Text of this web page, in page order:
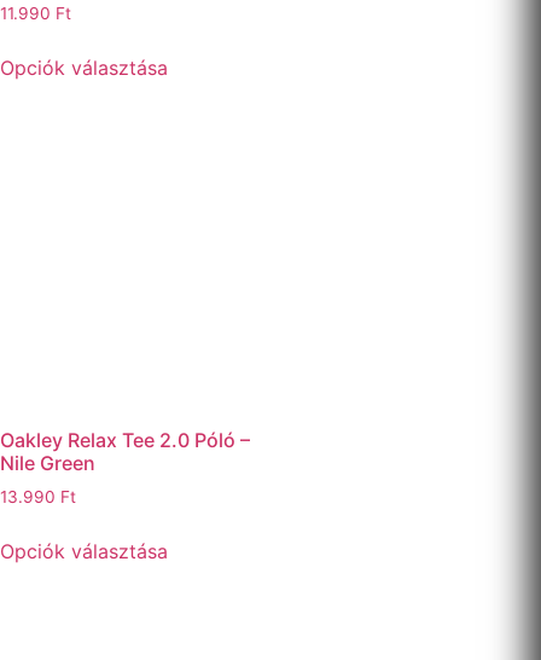
11.990 Ft
Opciók választása
Oakley Relax Tee 2.0 Póló –
Nile Green
13.990 Ft
Opciók választása